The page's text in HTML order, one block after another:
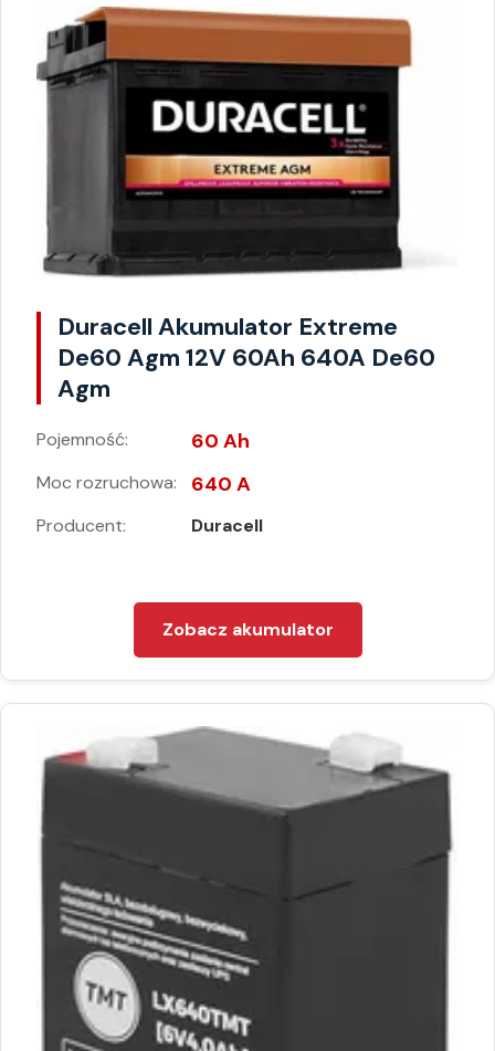
Duracell Akumulator Extreme
De60 Agm 12V 60Ah 640A De60
Agm
Pojemność: 60 Ah
Moc rozruchowa: 640 A
Producent: Duracell
Zobacz akumulator